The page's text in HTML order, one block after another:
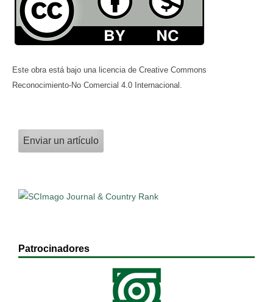
Este obra está bajo una licencia de Creative Commons
Reconocimiento-No Comercial 4.0 Internacional.
Enviar un artículo
Patrocinadores